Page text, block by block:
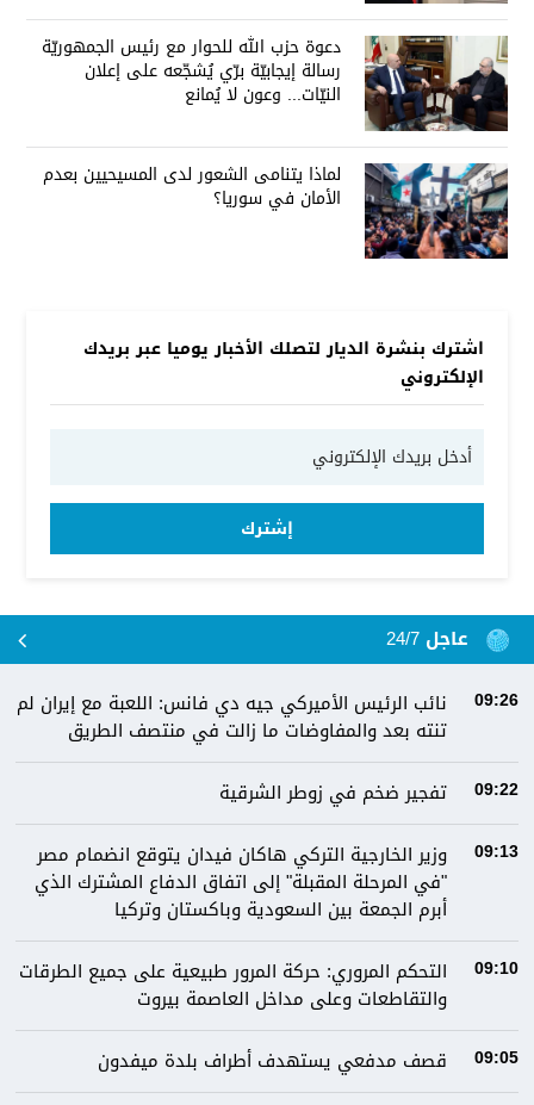
دعوة حزب الله للحوار مع رئيس الجمهوريّة
رسالة إيجابيّة برّي يُشجّعه على إعلان
النيّات... وعون لا يُمانع
لماذا يتنامى الشعور لدى المسيحيين بعدم
الأمان في سوريا؟
اشترك بنشرة الديار لتصلك الأخبار يوميا عبر بريدك
الإلكتروني
إشترك
عاجل 24/7
09:26
نائب الرئيس الأميركي جيه دي فانس: اللعبة مع إيران لم
تنته بعد والمفاوضات ما زالت في منتصف الطريق
09:22 تفجير ضخم في زوطر الشرقية
09:13
وزير الخارجية التركي هاكان فيدان يتوقع انضمام مصر
"في المرحلة المقبلة" إلى اتفاق الدفاع المشترك الذي
أبرم الجمعة بين السعودية وباكستان وتركيا
09:10
التحكم المروري: ‏⁧‫حركة المرور‬⁩ طبيعية على جميع الطرقات
والتقاطعات وعلى مداخل العاصمة ⁧‫بيروت
09:05 قصف مدفعي يستهدف أطراف بلدة ميفدون